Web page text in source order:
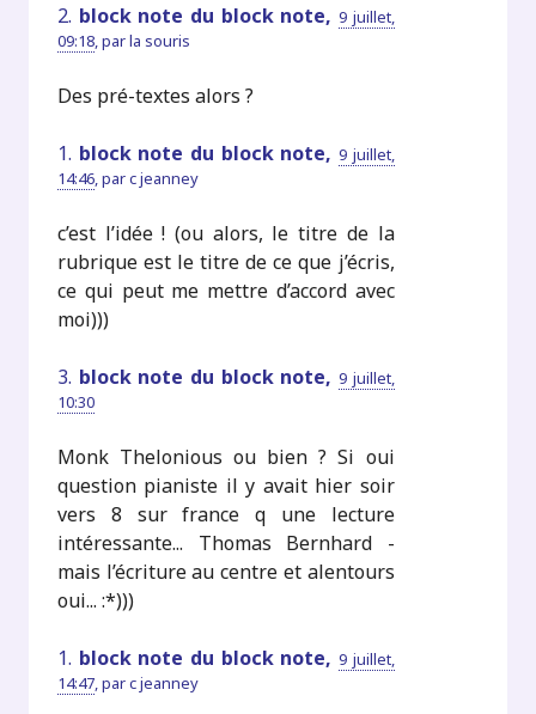
2. block note du block note, 9 juillet,
09:18 ,parla souris
Des pré-textes alors ?
1. block note du block note, 9 juillet,
14:46 ,parc jeanney
c’est l’idée ! (ou alors, le titre de la
rubrique est le titre de ce que j’écris,
ce qui peut me mettre d’accord avec
moi)))
3. block note du block note, 9 juillet,
10:30
Monk Thelonious ou bien ? Si oui
question pianiste il y avait hier soir
vers 8 sur france q une lecture
intéressante... Thomas Bernhard -
mais l’écriture au centre et alentours
oui... :*)))
1. block note du block note, 9 juillet,
14:47 ,parc jeanney